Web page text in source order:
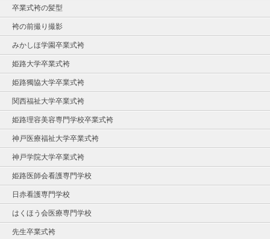
卒業式袴の髪型
袴の前撮り撮影
みかしほ学園卒業式袴
姫路大学卒業式袴
姫路獨協大学卒業式袴
関西福祉大学卒業式袴
姫路理容美容専門学校卒業式袴
神戸医療福祉大学卒業式袴
神戸学院大学卒業式袴
姫路医師会看護専門学校
日赤看護専門学校
はくほう会医療専門学校
先生卒業式袴